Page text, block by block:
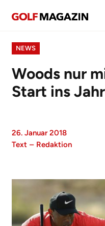
NEWS
Woods nur
Start ins
26. Januar 2018
Text – Redaktion